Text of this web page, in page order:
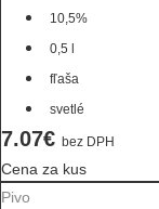
10,5%
0,5 l
fľaša
svetlé
7.07€ bez DPH
Cena za kus
Pivo